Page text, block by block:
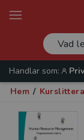
Handlar som:
Hem /